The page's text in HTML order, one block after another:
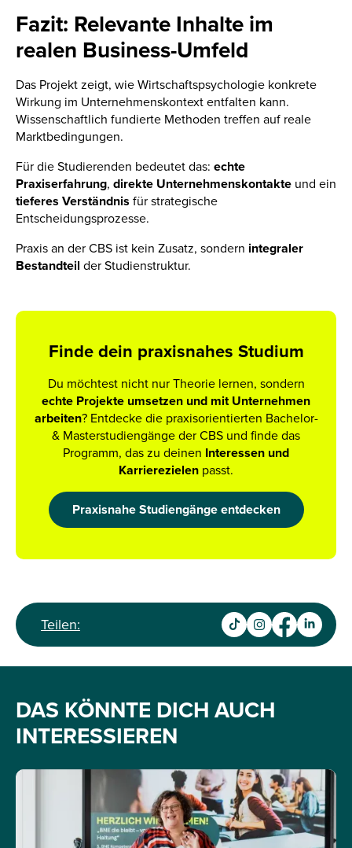
Fazit: Relevante Inhalte im
realen Business-Umfeld
Das Projekt zeigt, wie Wirtschaftspsychologie konkrete
Wirkung im Unternehmenskontext entfalten kann.
Wissenschaftlich fundierte Methoden treffen auf reale
Marktbedingungen.
Für die Studierenden bedeutet das: echte
Praxiserfahrung, direkte Unternehmenskontakte und ein
tieferes Verständnis für strategische
Entscheidungsprozesse.
Praxis an der CBS ist kein Zusatz, sondern integraler
Bestandteil der Studienstruktur.
Finde dein praxisnahes Studium
Du möchtest nicht nur Theorie lernen, sondern
echte Projekte umsetzen und mit Unternehmen
arbeiten? Entdecke die praxisorientierten Bachelor-
& Masterstudiengänge der CBS und finde das
Programm, das zu deinen Interessen und
Karrierezielen passt.
Praxisnahe Studiengänge entdecken
Teilen:
DAS KÖNNTE DICH AUCH
INTERESSIEREN